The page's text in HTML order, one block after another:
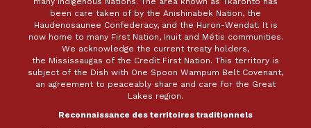
been care taken of by the Anishinabek Nation, the
Haudenosaunee Confederacy, and the Huron-Wendat. It is
now home to many First Nation, Inuit and Métis communities.
We acknowledge the current treaty holders,
the Mississaugas of the Credit First Nation. This territory is
subject of the Dish with One Spoon Wampum Belt Covenant,
an agreement to peaceably share and care for the Great
Lakes region.
Reconnaissance des territoires traditionnels